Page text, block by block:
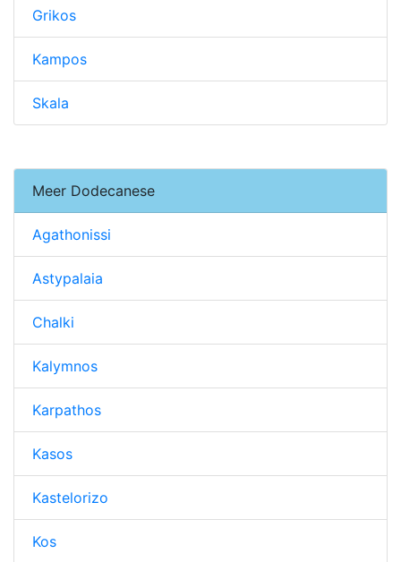
Grikos
Kampos
Skala
Meer Dodecanese
Agathonissi
Astypalaia
Chalki
Kalymnos
Karpathos
Kasos
Kastelorizo
Kos